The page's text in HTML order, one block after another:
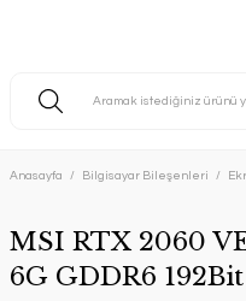
Anasayfa Bilgisayar Bileşenleri
MSI RTX 2060
6G GDDR6 192Bit